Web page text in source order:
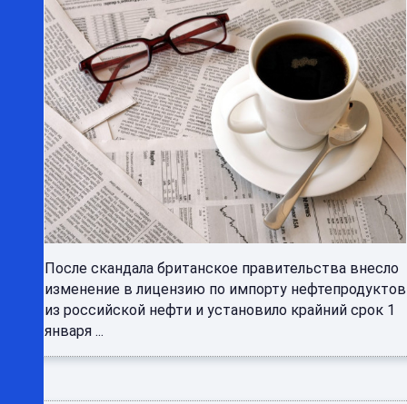
После скандала британское правительства внесло
изменение в лицензию по импорту нефтепродуктов
из российской нефти и установило крайний срок 1
января ...